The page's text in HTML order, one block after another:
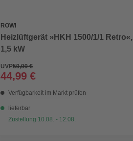
ROWI
Heizlüftgerät »HKH 1500/1/1 Retro«,
1,5 kW
UVP59,99 €
44,99 €
Verfügbarkeit im Markt prüfen
lieferbar
Zustellung 10.08. - 12.08.